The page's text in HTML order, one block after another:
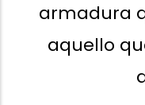
armadura
aquello